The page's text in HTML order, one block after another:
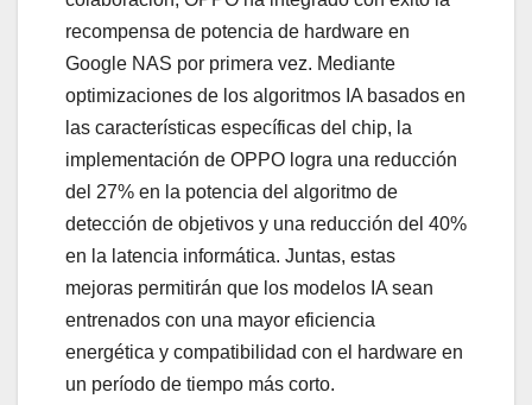
recompensa de potencia de hardware en
Google NAS por primera vez. Mediante
optimizaciones de los algoritmos IA basados en
las características específicas del chip, la
implementación de OPPO logra una reducción
del 27% en la potencia del algoritmo de
detección de objetivos y una reducción del 40%
en la latencia informática. Juntas, estas
mejoras permitirán que los modelos IA sean
entrenados con una mayor eficiencia
energética y compatibilidad con el hardware en
un período de tiempo más corto.